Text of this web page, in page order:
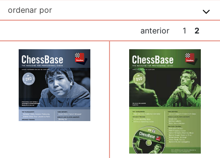
anterior 1 2